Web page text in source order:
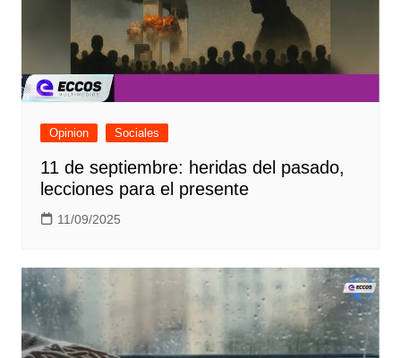
Opinion Sociales
11 de septiembre: heridas del pasado,
lecciones para el presente
11/09/2025